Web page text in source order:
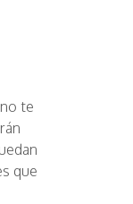
te
que